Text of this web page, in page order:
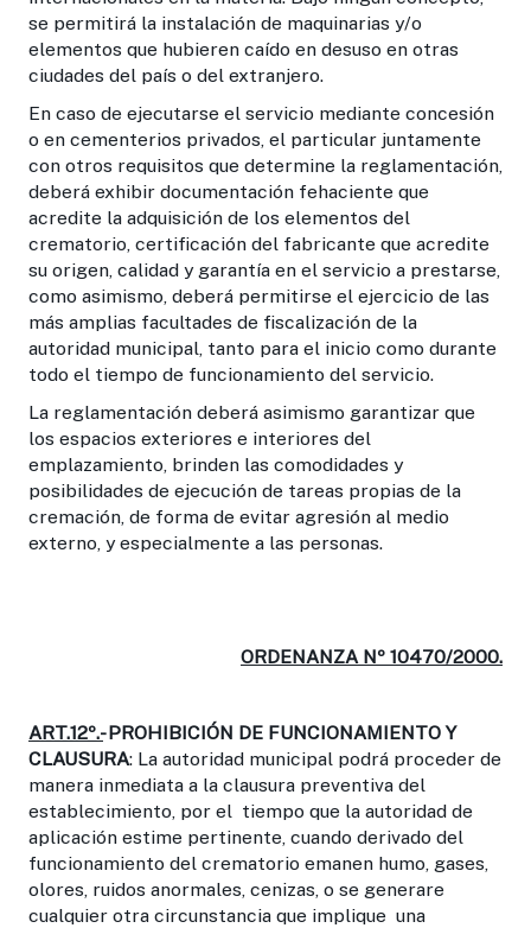
se permitirá la instalación de maquinarias y/o
elementos que hubieren caído en desuso en otras
ciudades del país o del extranjero.
En caso de ejecutarse el servicio mediante concesión
o en cementerios privados, el particular juntamente
con otros requisitos que determine la reglamentación,
deberá exhibir documentación fehaciente que
acredite la adquisición de los elementos del
crematorio, certificación del fabricante que acredite
su origen, calidad y garantía en el servicio a prestarse,
como asimismo, deberá permitirse el ejercicio de las
más amplias facultades de fiscalización de la
autoridad municipal, tanto para el inicio como durante
todo el tiempo de funcionamiento del servicio.
La reglamentación deberá asimismo garantizar que
los espacios exteriores e interiores del
emplazamiento, brinden las comodidades y
posibilidades de ejecución de tareas propias de la
cremación, de forma de evitar agresión al medio
externo, y especialmente a las personas.
ORDENANZA Nº 10470/2000.
ART.12º.-PROHIBICIÓN DE FUNCIONAMIENTO Y
CLAUSURA: La autoridad municipal podrá proceder de
manera inmediata a la clausura preventiva del
establecimiento, por el tiempo que la autoridad de
aplicación estime pertinente, cuando derivado del
funcionamiento del crematorio emanen humo, gases,
olores, ruidos anormales, cenizas, o se generare
cualquier otra circunstancia que implique una